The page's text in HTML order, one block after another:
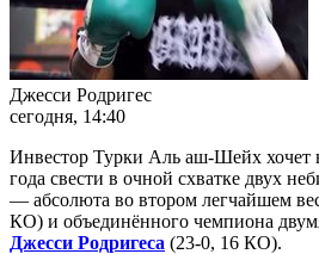
Джесси Родригес
сегодня, 14:40
Инвестор Турки Аль аш-Шейх хочет
года свести в очной схватке двух
— абсолюта во втором легчайшем
КО) и объединённого чемпиона
Джесси Родригеса (23-0, 16 КО).